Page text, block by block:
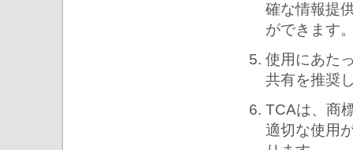
確な情報提
ができます
使用にあた
共有を推奨
TCAは、商
適切な使用